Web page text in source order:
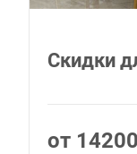
Скидки
от